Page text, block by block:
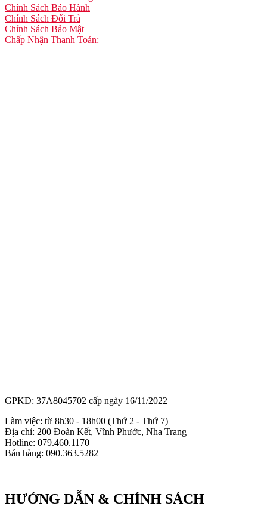
Chính Sách Bảo Hành
Chính Sách Đổi Trả
Chính Sách Bảo Mật
Chấp Nhận Thanh Toán:
GPKD: 37A8045702 cấp ngày 16/11/2022
Làm việc: từ 8h30 - 18h00 (Thứ 2 - Thứ 7)
Địa chỉ: 200 Đoàn Kết, Vĩnh Phước, Nha Trang
Hotline: 079.460.1170
Bán hàng: 090.363.5282
HƯỚNG DẪN & CHÍNH SÁCH